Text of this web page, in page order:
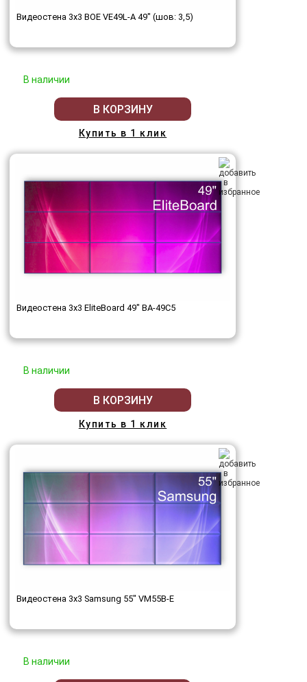
Видеостена 3x3 BOE VE49L-A 49" (шов: 3,5)
В наличии
В КОРЗИНУ
Купить в 1 клик
Видеостена 3x3 EliteBoard 49" BA-49C5
В наличии
В КОРЗИНУ
Купить в 1 клик
Видеостена 3x3 Samsung 55" VM55B-E
В наличии